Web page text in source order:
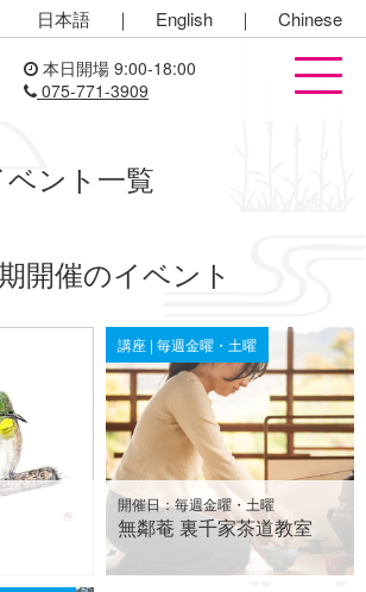
日本語 ｜ English ｜ Chinese
本日開場 9:00-18:00
075-771-3909
ント一覧
開催のイベント
講座 | 毎週金曜・土曜
開催日：毎週金曜・土曜
無鄰菴 裏千家茶道教室